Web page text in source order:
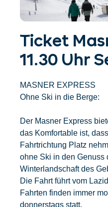
+43/5476/6239
info@serfaus-